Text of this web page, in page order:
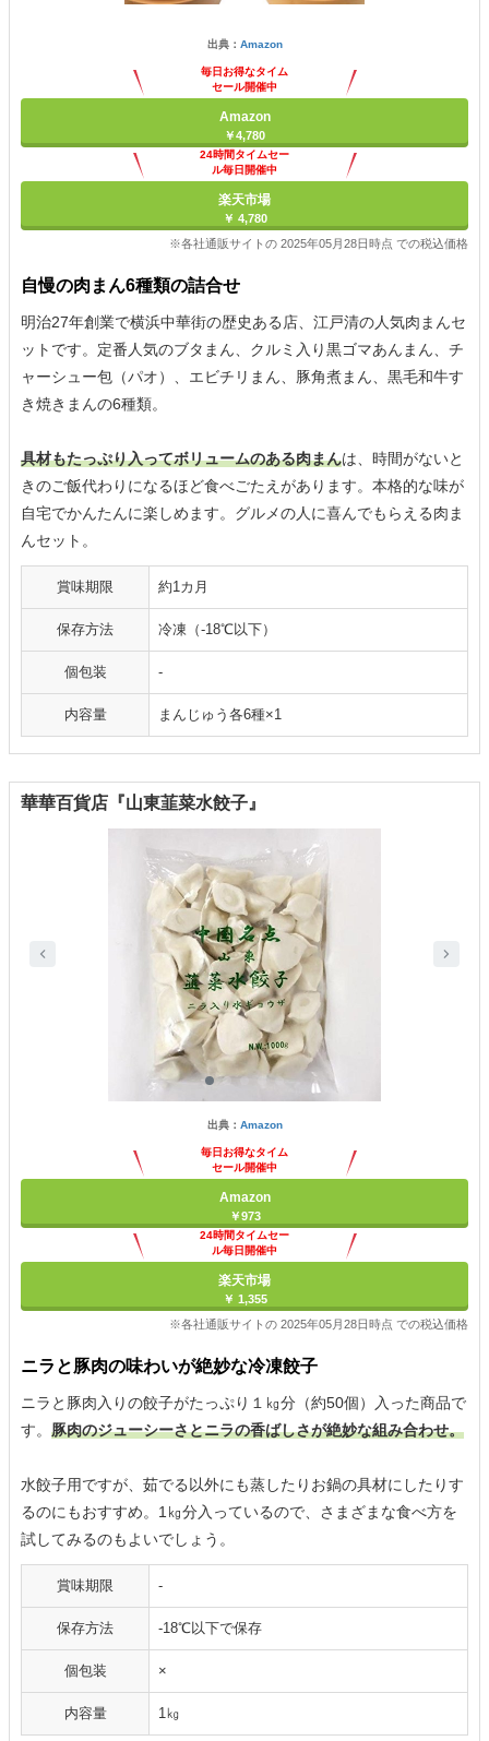
出典： Amazon
毎日お得なタイム
セール開催中
Amazon
￥4,780
24時間タイムセー
ル毎日開催中
楽天市場
￥ 4,780
※各社通販サイトの 2025年05月28日時点 での税込価格
自慢の肉まん6種類の詰合せ
明治27年創業で横浜中華街の歴史ある店、江戸清の人気肉まんセ
ットです。定番人気のブタまん、クルミ入り黒ゴマあんまん、チ
ャーシュー包（パオ）、エビチリまん、豚角煮まん、黒毛和牛す
き焼きまんの6種類。
具材もたっぷり入ってボリュームのある肉まんは、時間がないと
きのご飯代わりになるほど食べごたえがあります。本格的な味が
自宅でかんたんに楽しめます。グルメの人に喜んでもらえる肉ま
んセット。
賞味期限 約1カ月
保存方法 冷凍（-18℃以下）
個包装 -
内容量 まんじゅう各6種×1
華華百貨店『山東韮菜水餃子』
出典： Amazon
毎日お得なタイム
セール開催中
Amazon
￥973
24時間タイムセー
ル毎日開催中
楽天市場
￥ 1,355
※各社通販サイトの 2025年05月28日時点 での税込価格
ニラと豚肉の味わいが絶妙な冷凍餃子
ニラと豚肉入りの餃子がたっぷり１㎏分（約50個）入った商品で
す。 豚肉のジューシーさとニラの香ばしさが絶妙な組み合わせ。
水餃子用ですが、茹でる以外にも蒸したりお鍋の具材にしたりす
るのにもおすすめ。1㎏分入っているので、さまざまな食べ方を
試してみるのもよいでしょう。
賞味期限 -
保存方法 -18℃以下で保存
個包装 ×
内容量 1㎏